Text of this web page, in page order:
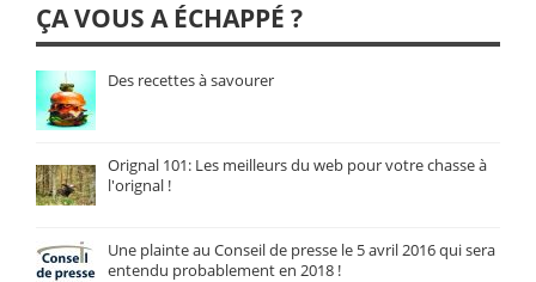
ÇA VOUS A ÉCHAPPÉ ?
Des recettes à savourer
Orignal 101: Les meilleurs du web pour votre chasse à
l'orignal !
Une plainte au Conseil de presse le 5 avril 2016 qui sera
entendu probablement en 2018 !